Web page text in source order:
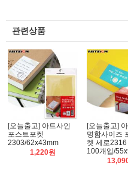
관련상품
[오늘출고] 아트사인
포스트포켓
2303/62x43mm
1,220원
[오늘출고]
명함사이즈
켓 세로
100개입/